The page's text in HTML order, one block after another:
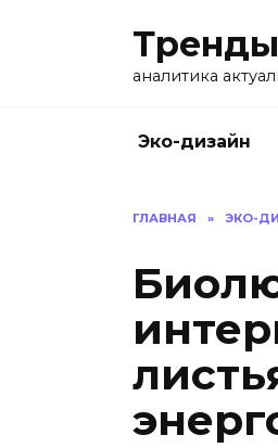
аналитика
Эко-дизайн
ГЛАВНАЯ » ЭКО-